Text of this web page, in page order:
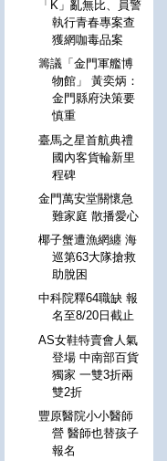
「K」亂無比、員警
執行青春專案查
獲網咖毒品案
籌議「金門軍艦博
物館」 黃奕炳：
金門縣府決策要
慎重
臺馬之星首航典禮
國內客貨輪新里
程碑
金門萬安堂關懷急
難家庭 散播愛心
椰子蟹遭漁網纏 海
巡第63大隊搶救
助脫困
中科院釋64職缺 報
名至8/20日截止
AS女鞋特賣會人氣
登場 中南部百貨
獨家 一雙3折兩
雙2折
豐原醫院小小醫師
營 醫師也替孩子
報名